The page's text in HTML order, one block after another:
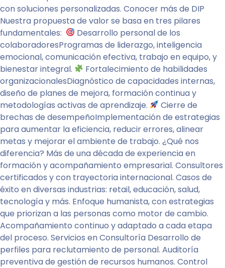
con soluciones personalizadas. Conocer más de DIP
Nuestra propuesta de valor se basa en tres pilares
fundamentales:
Desarrollo personal de los
colaboradoresProgramas de liderazgo, inteligencia
emocional, comunicación efectiva, trabajo en equipo, y
bienestar integral.
Fortalecimiento de habilidades
organizacionalesDiagnóstico de capacidades internas,
diseño de planes de mejora, formación continua y
metodologías activas de aprendizaje.
Cierre de
brechas de desempeñoImplementación de estrategias
para aumentar la eficiencia, reducir errores, alinear
metas y mejorar el ambiente de trabajo. ¿Qué nos
diferencia? Más de una década de experiencia en
formación y acompañamiento empresarial. Consultores
certificados y con trayectoria internacional. Casos de
éxito en diversas industrias: retail, educación, salud,
tecnología y más. Enfoque humanista, con estrategias
que priorizan a las personas como motor de cambio.
Acompañamiento continuo y adaptado a cada etapa
del proceso. Servicios en Consultoría Desarrollo de
perfiles para reclutamiento de personal. Auditoría
preventiva de gestión de recursos humanos. Control